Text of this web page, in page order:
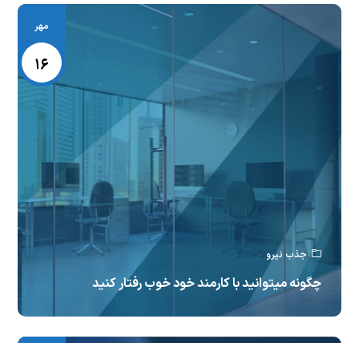
مهر
۱۶
جذب نیرو
چگونه میتوانید با کارمند خود خوب رفتار کنید